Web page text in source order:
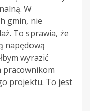
W
gmin, nie
To sprawia, że
napędową
wyrazić
pracownikom
projektu. To jest